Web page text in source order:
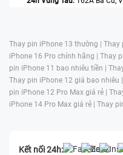
Thay pin iPhone 13 thường | Thay
iPhone 16 Pro chính hãng | Thay
pin iPhone 11 bao nhiêu tiền |
Thay pin iPhone 12 giá bao nhiêu |
pin iPhone 12 Pro Max giá rẻ |
iPhone 14 Pro Max giá rẻ | Thay
Kết nối 24h: